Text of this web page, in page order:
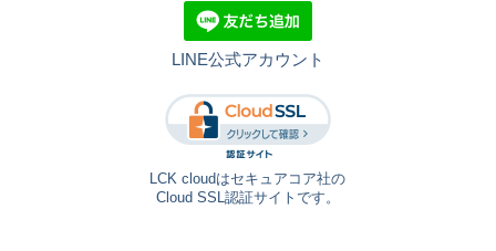
LINE公式アカウント
LCK cloudはセキュアコア社の
Cloud SSL認証サイトです。